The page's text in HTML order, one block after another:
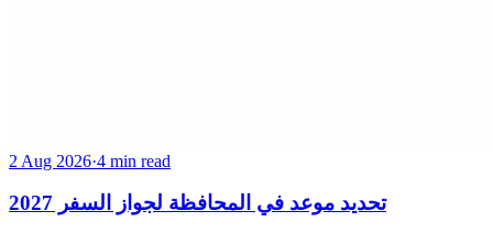
2 Aug 2026·4 min read
تحديد موعد في المحافظة لجواز السفر 2027